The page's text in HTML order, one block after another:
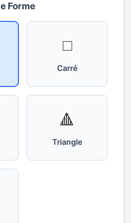
Forme
◻️
Carré
🔺
Triangle